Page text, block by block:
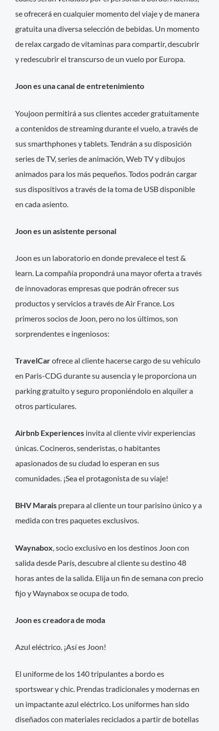
se ofrecerá en cualquier momento del viaje y de manera
gratuita una diversa selección de bebidas. Un momento
de relax cargado de vitaminas para compartir, descubrir
y redescubrir el transcurso de un vuelo por Europa.
Joon es una canal de entretenimiento
Youjoon permitirá a sus clientes acceder gratuitamente
a contenidos de streaming durante el vuelo, a través de
sus smarthphones y tablets. Tendrán a su disposición
series de TV, series de animación, Web TV y dibujos
animados para los más pequeños. Todos podrán cargar
sus dispositivos a través de la toma de USB disponible
en cada asiento.
Joon es un asistente personal
Joon es un laboratorio en donde prevalece el test &
learn. La compañía propondrá una mayor oferta a través
de innovadoras empresas que podrán ofrecer sus
productos y servicios a través de Air France. Los
primeros socios de Joon, pero no los últimos, son
sorprendentes e ingeniosos:
TravelCarofrece al cliente hacerse cargo de su vehículo
en Paris-CDG durante su ausencia y le proporciona un
parking gratuito y seguro proponiéndolo en alquiler a
otros particulares.
Airbnb Experiences invita al cliente vivir experiencias
únicas. Cocineros, senderistas, o habitantes
apasionados de su ciudad lo esperan en sus
comunidades. ¡Sea el protagonista de su viaje!
BHV Marais prepara al cliente un tour parisino único y a
medida con tres paquetes exclusivos.
Waynabox , socio exclusivo en los destinos Joon con
salida desde París, descubre al cliente su destino 48
horas antes de la salida. Elija un fin de semana con precio
fijo y Waynabox se ocupa de todo.
Joon es creadora de moda
Azul eléctrico. ¡Así es Joon!
El uniforme de los 140 tripulantes a bordo es
sportswear y chic. Prendas tradicionales y modernas en
un impactante azul eléctrico. Los uniformes han sido
diseñados con materiales reciclados a partir de botellas